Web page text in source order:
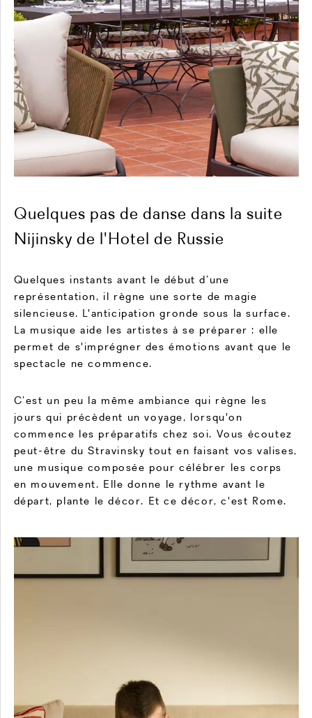
Quelques pas de danse dans la suite
Nijinsky de l'Hotel de Russie
Quelques instants avant le début d’une
représentation, il règne une sorte de magie
silencieuse. L'anticipation gronde sous la surface.
La musique aide les artistes à se préparer : elle
permet de s'imprégner des émotions avant que le
spectacle ne commence.
C’est un peu la même ambiance qui règne les
jours qui précèdent un voyage, lorsqu'on
commence les préparatifs chez soi. Vous écoutez
peut-être du Stravinsky tout en faisant vos valises,
une musique composée pour célébrer les corps
en mouvement. Elle donne le rythme avant le
départ, plante le décor. Et ce décor, c'est Rome.